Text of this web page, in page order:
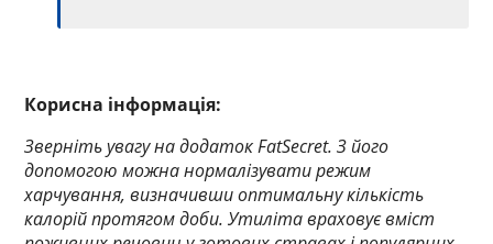
Корисна інформація:
Зверніть увагу на додаток FatSecret. З його
допомогою можна нормалізувати режим
харчування, визначивши оптимальну кількість
калорій протягом доби. Утиліта враховує вміст